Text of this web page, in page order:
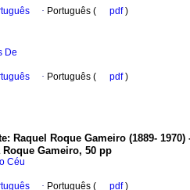
· Português ( pdf)
De
· Português ( pdf)
Raquel Roque Gameiro (1889-
Roque Gameiro, 50 pp
Céu
· Português ( pdf)